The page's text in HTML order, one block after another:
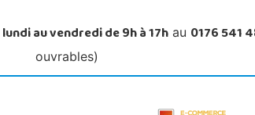
lundi au vendredi de 9h à 17h au 0176 541
ouvrables)